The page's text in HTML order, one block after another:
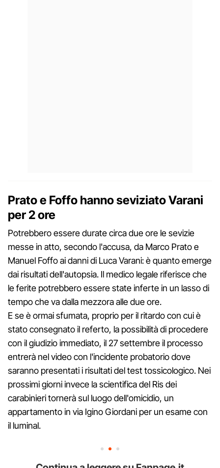
Prato e Foffo hanno seviziato Varani
per 2 ore
Potrebbero essere durate circa due ore le sevizie
messe in atto, secondo l'accusa, da Marco Prato e
Manuel Foffo ai danni di Luca Varani: è quanto emerge
dai risultati dell'autopsia. Il medico legale riferisce che
le ferite potrebbero essere state inferte in un lasso di
tempo che va dalla mezzora alle due ore.
E se è ormai sfumata, proprio per il ritardo con cui è
stato consegnato il referto, la possibilità di procedere
con il giudizio immediato, il 27 settembre il processo
entrerà nel video con l'incidente probatorio dove
saranno presentati i risultati del test tossicologico. Nei
prossimi giorni invece la scientifica del Ris dei
carabinieri tornerà sul luogo dell'omicidio, un
appartamento in via Igino Giordani per un esame con
il luminal.